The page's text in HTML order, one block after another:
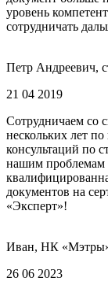
уровень
сотрудничать
Петр Андреевич,
21 04 2019
Сотрудничаем со
нескольких лет
консультаций по
нашим проблемам
документов на
«Эксперт»!
Иван, НК
26 06 2023